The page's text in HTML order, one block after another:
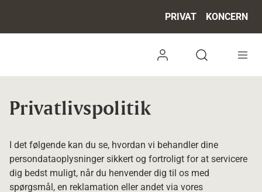
PRIVAT KONCERN
Log ind
Privatlivspolitik
I det følgende kan du se, hvordan vi behandler dine
persondataoplysninger sikkert og fortroligt for at servicere
dig bedst muligt, når du henvender dig til os med
spørgsmål, en reklamation eller andet via vores